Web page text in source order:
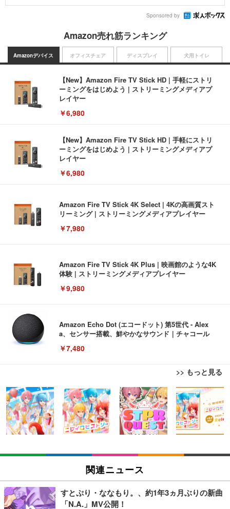
Sponsored by
Amazon売れ筋ランキング
Amazonデバイス
【New】Amazon Fire TV Stick HD | 手軽にストリ
ーミングをはじめよう | ストリーミングメディアプ
レイヤー
￥6,980
【New】Amazon Fire TV Stick HD | 手軽にストリ
ーミングをはじめよう | ストリーミングメディアプ
レイヤー
￥6,980
Amazon Fire TV Stick 4K Select | 4Kの高画質スト
リーミング | ストリーミングメディアプレイヤー
￥7,980
Amazon Fire TV Stick 4K Plus | 映画館のような4K
体験 | ストリーミングメディアプレイヤー
￥9,980
Amazon Echo Dot (エコードット) 第5世代 - Alex
a、センサー搭載、鮮やかなサウンド｜チャコール
￥7,480
>> もっと見る
オフィスチェア
[EdoErgo] オフィスチェア 椅子 テレワーク 疲れな
い 跳ね上げ式アームレスト コンパクト 約105度ロッ
キング pc 事務椅子 360度回転 座面昇降 強化ナイロ
ン樹脂ベース 通気性メッシュ 在宅ワーク H-WY01
(黒網+黒枠+黒足)
￥5,699
SIHOO B100 オフィスチェア／デスクチェア メッシ
ュチェア 人間工学 疲れない ブラック
￥27,999
ディスプレイ
EIZO ビジネス向けプレミアムモニター | FlexScan
EV3240X-WT | 31.5型4K UHD・USB Type-C・ホワ
イト
￥105,595
EIZO ビジネス向けプレミアムモニター | FlexScan
犬用トイレ
Amazonベーシック ペットシーツ 薄型 レギュラー 1
回使い捨て 無香料 ホワイト 300枚
￥3,373
Amazonベーシック ペットシーツ 厚型 ワイド 42枚
x2袋(84枚) ホワイト(吸収面:ライトブルー)
￥3,234
関連ニュース
すとぷり・ななもり。、約1年3ヵ月ぶりの新曲
「N.A.」MV公開！